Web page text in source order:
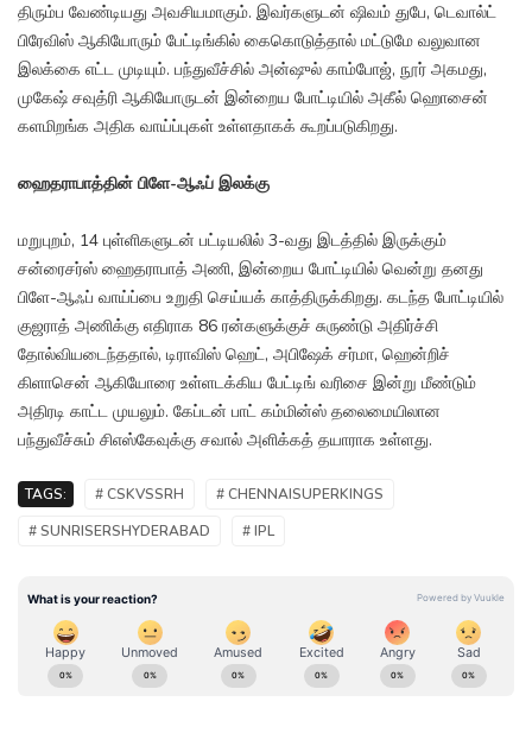
திரும்ப வேண்டியது அவசியமாகும். இவர்களுடன் ஷிவம் துபே, டெவால்ட்
பிரேவிஸ் ஆகியோரும் பேட்டிங்கில் கைகொடுத்தால் மட்டுமே வலுவான
இலக்கை எட்ட முடியும். பந்துவீச்சில் அன்ஷுல் காம்போஜ், நூர் அகமது,
முகேஷ் சவுத்ரி ஆகியோருடன் இன்றைய போட்டியில் அகீல் ஹொசைன்
களமிறங்க அதிக வாய்ப்புகள் உள்ளதாகக் கூறப்படுகிறது.
ஹைதராபாத்தின் பிளே-ஆஃப் இலக்கு
மறுபுறம், 14 புள்ளிகளுடன் பட்டியலில் 3-வது இடத்தில் இருக்கும்
சன்ரைசர்ஸ் ஹைதராபாத் அணி, இன்றைய போட்டியில் வென்று தனது
பிளே-ஆஃப் வாய்ப்பை உறுதி செய்யக் காத்திருக்கிறது. கடந்த போட்டியில்
குஜராத் அணிக்கு எதிராக 86 ரன்களுக்குச் சுருண்டு அதிர்ச்சி
தோல்வியடைந்ததால், டிராவிஸ் ஹெட், அபிஷேக் சர்மா, ஹென்றிச்
கிளாசென் ஆகியோரை உள்ளடக்கிய பேட்டிங் வரிசை இன்று மீண்டும்
அதிரடி காட்ட முயலும். கேப்டன் பாட் கம்மின்ஸ் தலைமையிலான
பந்துவீச்சும் சிஎஸ்கேவுக்கு சவால் அளிக்கத் தயாராக உள்ளது.
TAGS: # CSKVSSRH
# CHENNAISUPERKINGS
# SUNRISERSHYDERABAD
# IPL